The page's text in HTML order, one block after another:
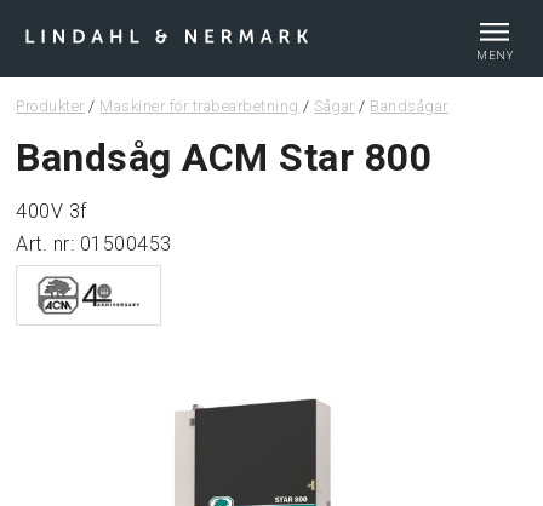
MENY
Webshop
Produkter / Maskiner för träbearbetning / Sågar / Bandsågar
Bandsåg ACM Star 800
400V 3f
Art. nr: 01500453